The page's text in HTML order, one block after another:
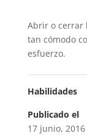
Abrir o cerrar
tan cómodo
esfuerzo.
Habilidades
Publicado el
17 junio, 2016